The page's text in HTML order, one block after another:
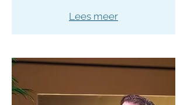
Lees meer